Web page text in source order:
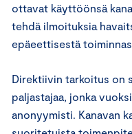
ottavat käyttöönsä
tehdä ilmoituksia
epäeettisestä
Direktiivin tarkoitus on
paljastajaa, jonka
anonyymisti. Kanavan